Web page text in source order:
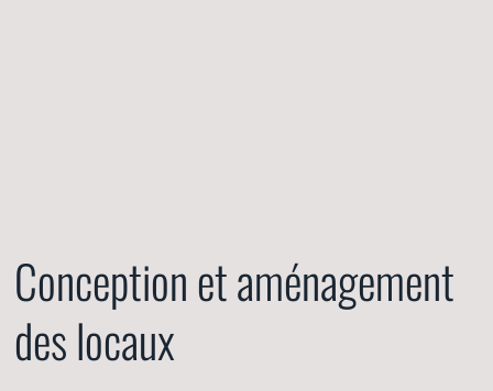
Conception et aménagement
des locaux